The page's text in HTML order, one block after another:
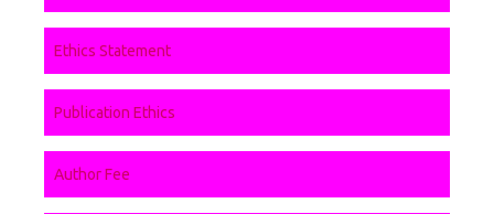
Ethics Statement
Publication Ethics
Author Fee